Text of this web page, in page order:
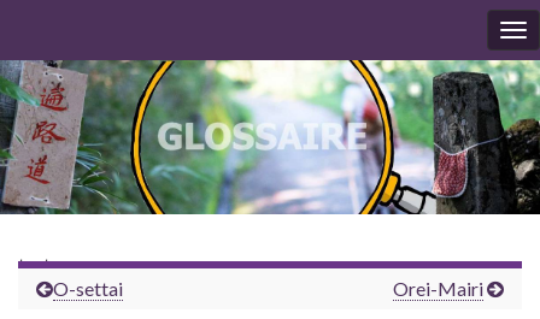
test
O-settai
Orei-Mairi